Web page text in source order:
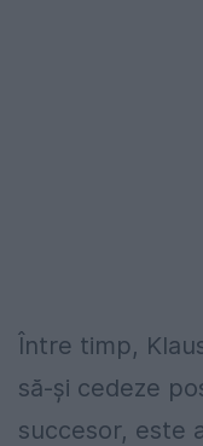
Între timp,
să-și cedeze
succesor, este